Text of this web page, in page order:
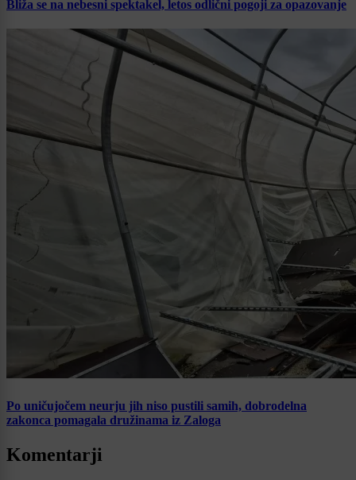
Bliža se na nebesni spektakel, letos odlični pogoji za opazovanje
Po uničujočem neurju jih niso pustili samih, dobrodelna
zakonca pomagala družinama iz Zaloga
Komentarji